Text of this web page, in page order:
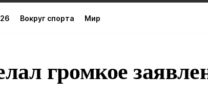
Вокруг спорта Мир
громкое